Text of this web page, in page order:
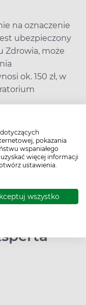
pokazania
wspaniałego
więcej informacji
ustawienia.
wszystko
na oznaczenie
ubezpieczony
Zdrowia, może
ok. 150 zł, w